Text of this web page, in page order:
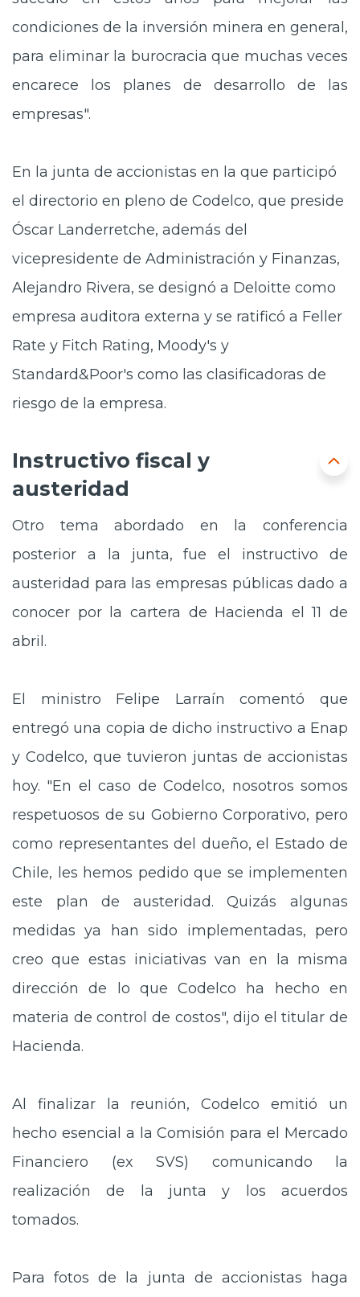
condiciones de la inversión minera en general,
para eliminar la burocracia que muchas veces
encarece los planes de desarrollo de las
empresas".
En la junta de accionistas en la que participó
el directorio en pleno de Codelco, que preside
Óscar Landerretche, además del
vicepresidente de Administración y Finanzas,
Alejandro Rivera, se designó a Deloitte como
empresa auditora externa y se ratificó a Feller
Rate y Fitch Rating, Moody's y
Standard&Poor's como las clasificadoras de
riesgo de la empresa.
Instructivo fiscal y
austeridad
Otro tema abordado en la conferencia
posterior a la junta, fue el instructivo de
austeridad para las empresas públicas dado a
conocer por la cartera de Hacienda el 11 de
abril.
El ministro Felipe Larraín comentó que
entregó una copia de dicho instructivo a Enap
y Codelco, que tuvieron juntas de accionistas
hoy. "En el caso de Codelco, nosotros somos
respetuosos de su Gobierno Corporativo, pero
como representantes del dueño, el Estado de
Chile, les hemos pedido que se implementen
este plan de austeridad. Quizás algunas
medidas ya han sido implementadas, pero
creo que estas iniciativas van en la misma
dirección de lo que Codelco ha hecho en
materia de control de costos", dijo el titular de
Hacienda.
Al finalizar la reunión, Codelco emitió un
hecho esencial a laComisión para el Mercado
Financiero (ex SVS) comunicando la
realización de la junta y los acuerdos
tomados.
Para fotos de la junta de accionistas haga